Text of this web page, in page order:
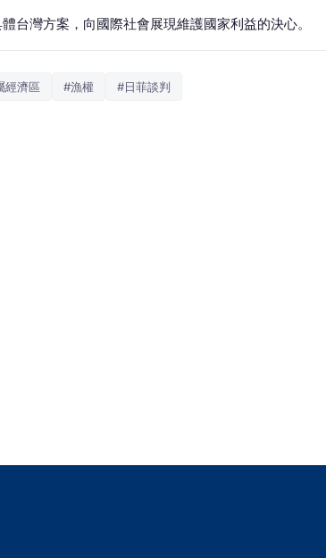
台灣方案，向國際社會展現維護國家利益的決心。
經濟區 #漁權 #日菲談判